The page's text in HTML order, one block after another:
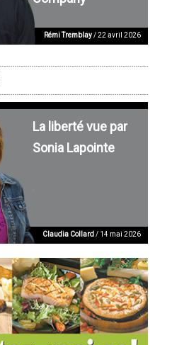
Rémi Tremblay/ 22 avril 2026
La liberté vue par
Sonia Lapointe
Claudia Collard/ 14 mai 2026